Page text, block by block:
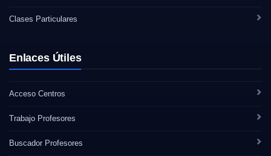
Clases Particulares
Enlaces Útiles
Acceso Centros
Trabajo Profesores
Buscador Profesores